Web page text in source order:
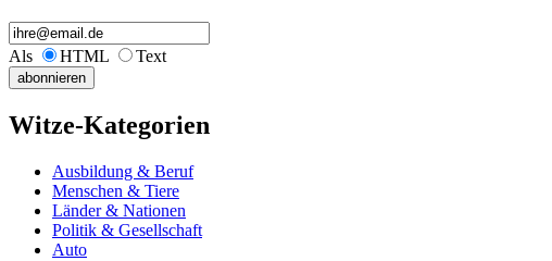
Als HTML Text
Witze-Kategorien
Ausbildung & Beruf
Menschen & Tiere
Länder & Nationen
Politik & Gesellschaft
Auto